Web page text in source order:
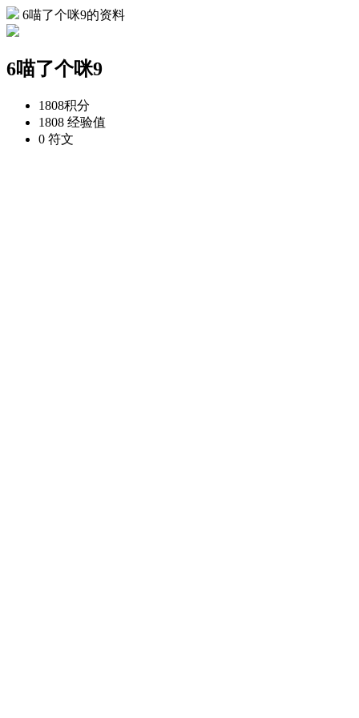
6喵了个咪9的资料
6喵了个咪9
1808积分
1808 经验值
0 符文